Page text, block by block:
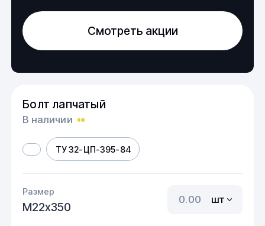
Смотреть акции
Болт лапчатый
В наличии
ТУ 32-ЦП-395-84
Размер
М22х350
шт